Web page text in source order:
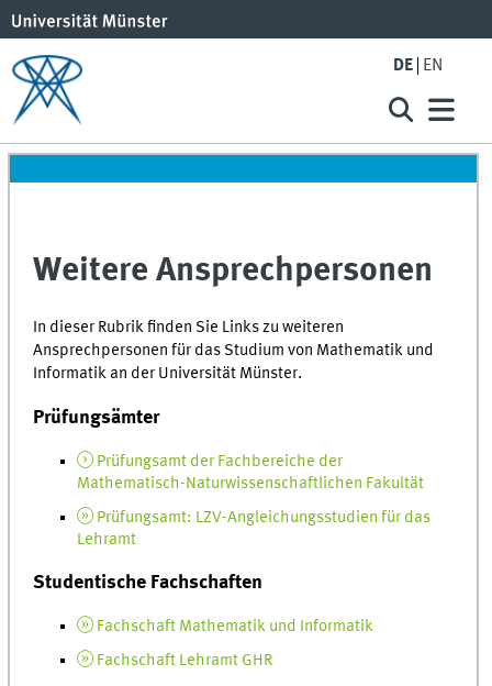
DE EN
Weitere Ansprechpersonen
In dieser Rubrik finden Sie Links zu weiteren
Ansprechpersonen für das Studium von Mathematik und
Informatik an der Universität Münster.
Prüfungsämter
Prüfungsamt der Fachbereiche der
Mathematisch-Naturwissenschaftlichen Fakultät
Prüfungsamt: LZV-Angleichungsstudien für das
Lehramt
Studentische Fachschaften
Fachschaft Mathematik und Informatik
Fachschaft Lehramt GHR